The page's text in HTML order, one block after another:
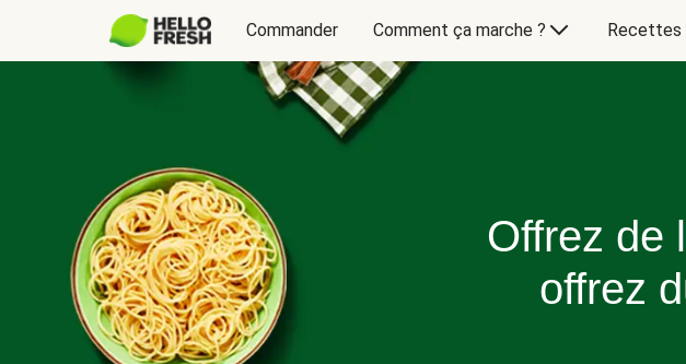
Commander Comment ça marche ? Recettes
Offrez de
offrez